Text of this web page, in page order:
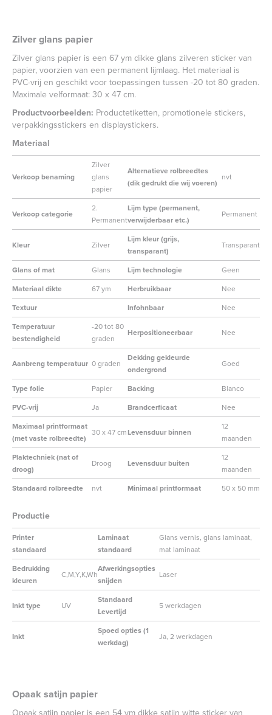
Zilver glans papier
Zilver glans papier is een 67 ym dikke glans zilveren sticker van
papier, voorzien van een permanent lijmlaag. Het materiaal is
PVC-vrij en geschikt voor toepassingen tussen -20 tot 80 graden.
Maximale velformaat: 30 x 47 cm.
Productvoorbeelden: Productetiketten, promotionele stickers,
verpakkingsstickers en displaystickers.
Materiaal
Verkoop benaming
Zilver
glans
papier
Alternatieve rolbreedtes
(dik gedrukt die wij voeren)
nvt
Verkoop categorie
2.
Permanent
Lijm type (permanent,
verwijderbaar etc.)
Permanent
Kleur Zilver
Lijm kleur (grijs,
transparant)
Transparant
Glans of mat Glans Lijm technologie
Geen
Materiaal dikte
67 ym Herbruikbaar
Nee
Textuur
Infohnbaar
Nee
Temperatuur
bestendigheid
-20 tot 80
graden
Herpositioneerbaar Nee
Aanbreng temperatuur 0 graden
Dekking gekleurde
ondergrond
Goed
Type folie Papier Backing
Blanco
PVC-vrij
Ja Brandcerficaat
Nee
Maximaal printformaat
(met vaste rolbreedte)
30 x 47 cmLevensduur binnen
12
maanden
Plaktechniek (nat of
droog)
Droog Levensduur buiten
12
maanden
Standaard rolbreedte
nvt Minimaal printformaat 50 x 50 mm
Productie
Printer
standaard
Laminaat
standaard
Glans vernis, glans laminaat,
mat laminaat
Bedrukking
kleuren
C,M,Y,K,Wh
Afwerkingsopties
snijden
Laser
Inkt type UV
Standaard
Levertijd
5 werkdagen
Inkt
Spoed opties (1
werkdag)
Ja, 2 werkdagen
Opaak satijn papier
Opaak satijn papier is een 54 ym dikke satijn witte sticker van